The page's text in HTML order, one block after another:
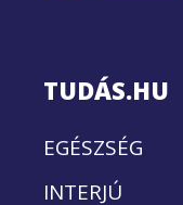
TUDÁS.HU
EGÉSZSÉG
INTERJÚ